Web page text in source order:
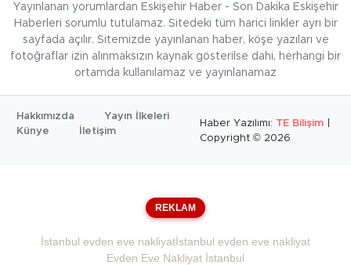
Yayınlanan yorumlardan Eskişehir Haber - Son Dakika Eskişehir
Haberleri sorumlu tutulamaz. Sitedeki tüm harici linkler ayrı bir
sayfada açılır. Sitemizde yayınlanan haber, köşe yazıları ve
fotoğraflar izin alınmaksızın kaynak gösterilse dahi, herhangi bir
ortamda kullanılamaz ve yayınlanamaz
Hakkımızda
Yayın İlkeleri
Künye
İletişim
Haber Yazılımı: TE Bilişim
Copyright © 2026
REKLAM
İstanbul evden eve nakliyatİstanbul evden eve nakliyat
Evden Eve Nakliyat İstanbul